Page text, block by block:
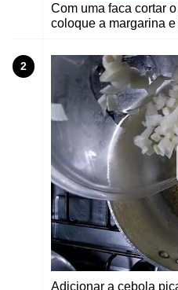
Com uma faca cortar
coloque a margarina e
2
Adicionar a cebola